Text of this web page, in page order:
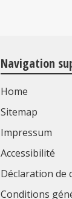
Navigation
Home
Sitemap
Impressum
Accessibilité
Déclaration de
Conditions